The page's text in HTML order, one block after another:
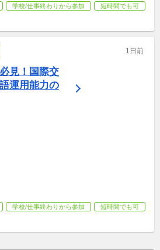
学校/仕事終わりから参加
短時間でも可
1日前
見！国際交
運用能力の
学校/仕事終わりから参加
短時間でも可